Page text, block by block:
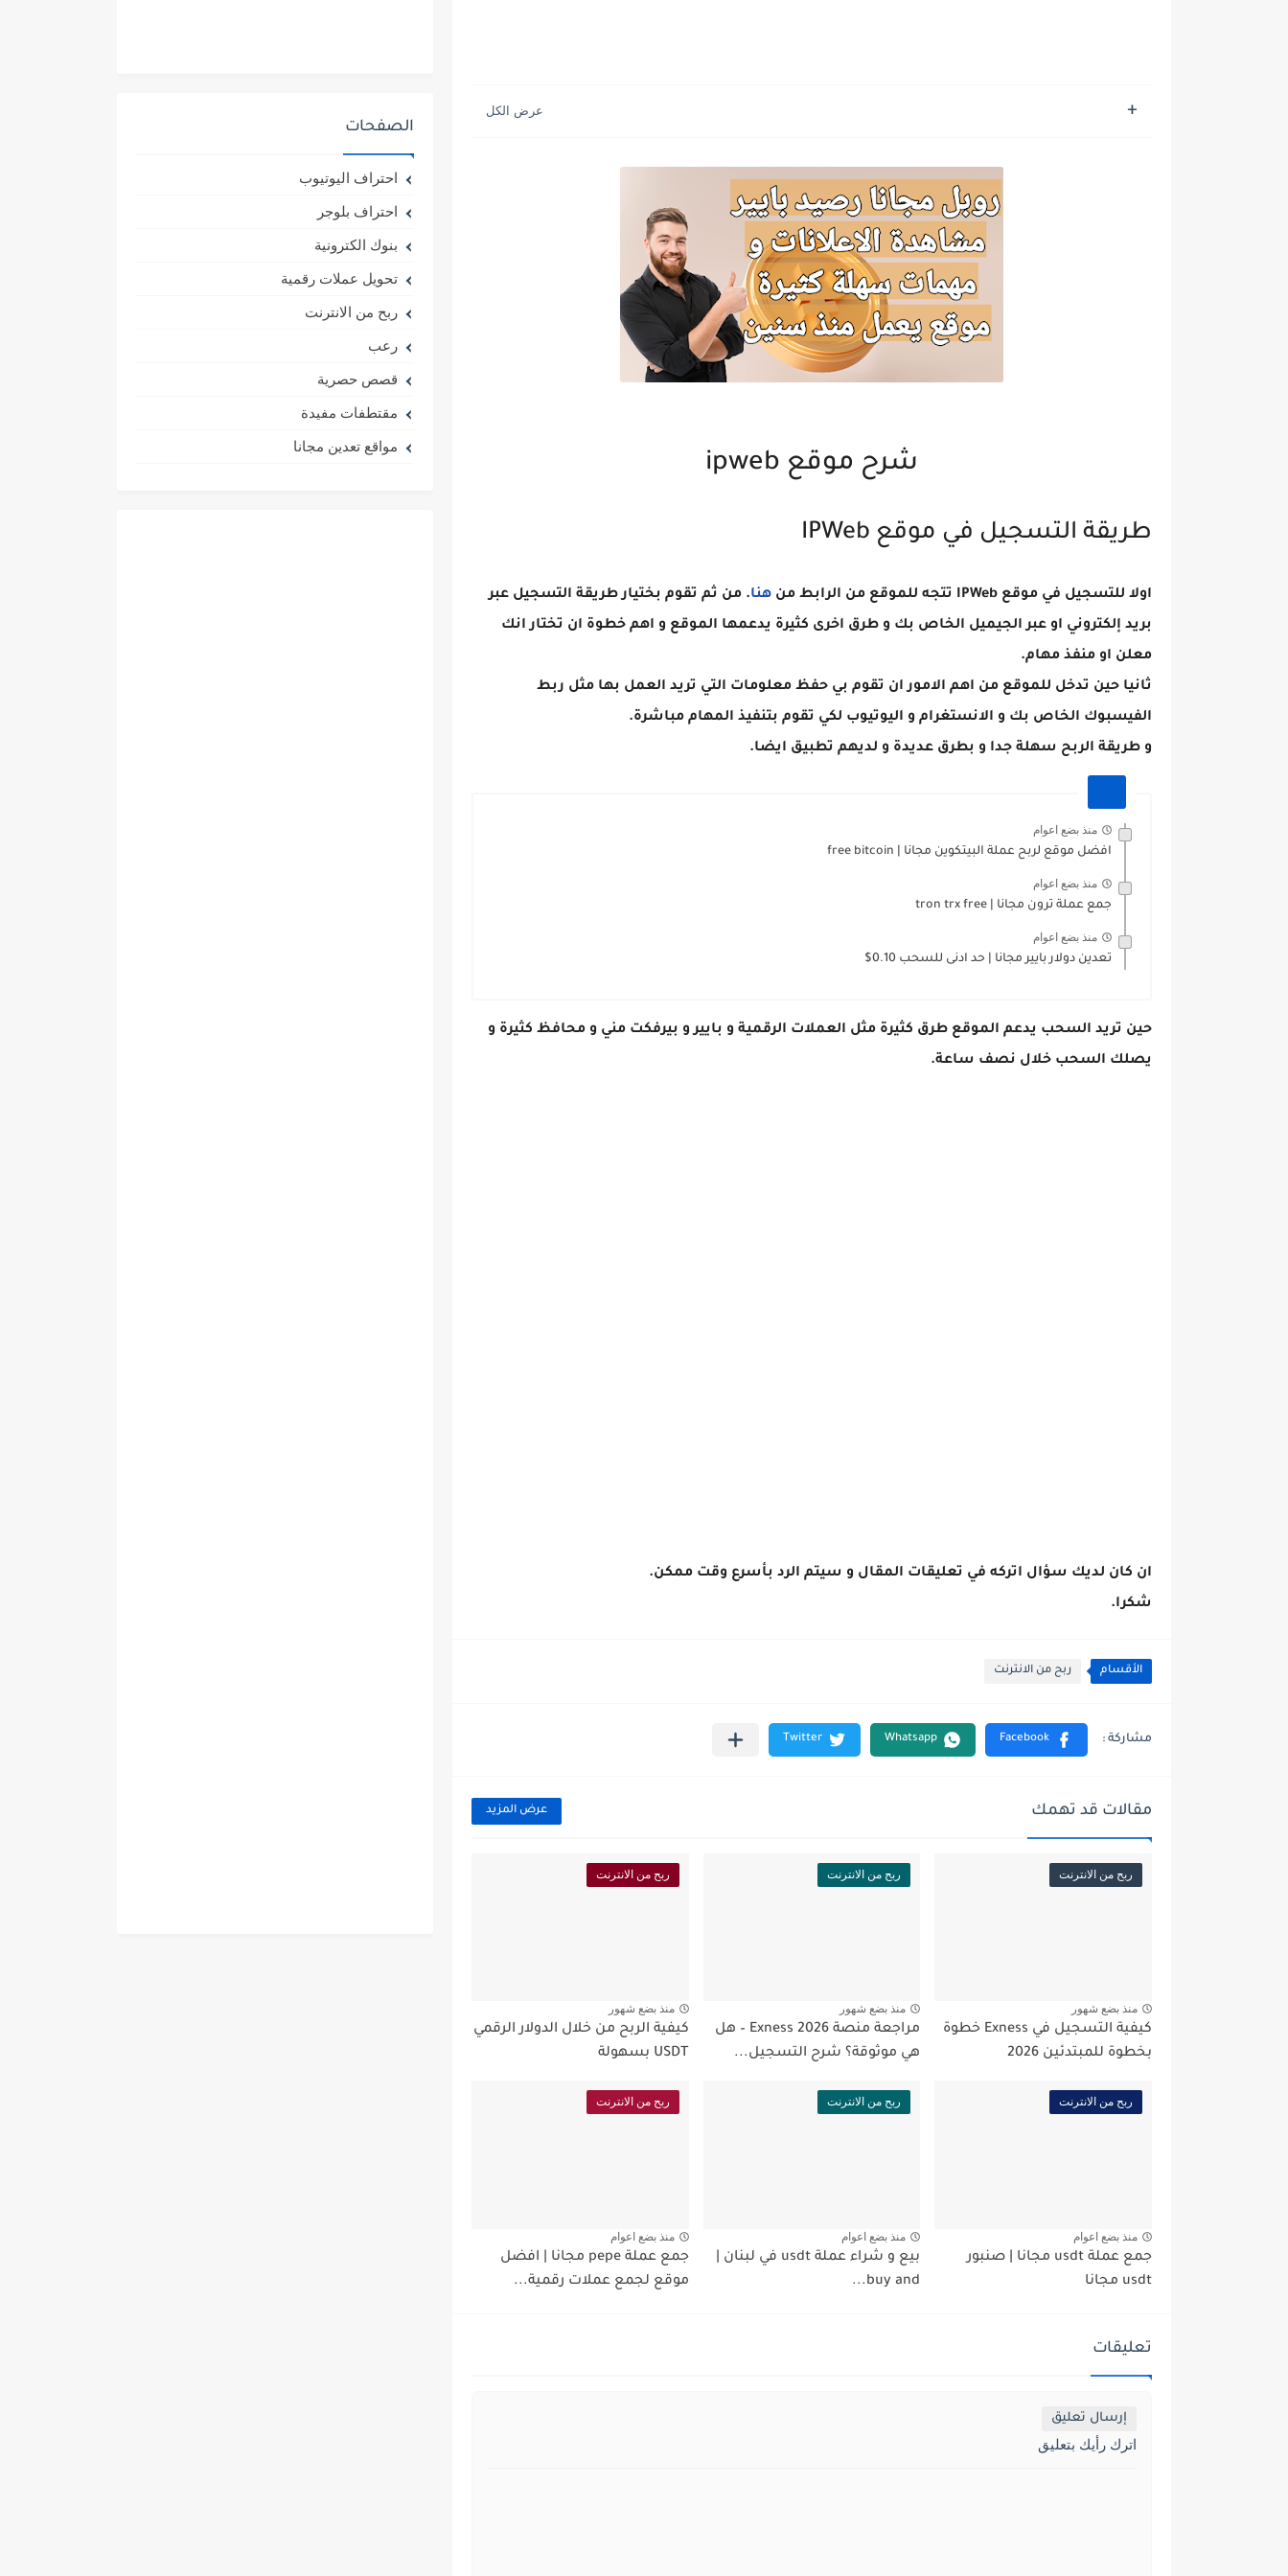
شرح موقع ipweb
طريقة التسجيل في موقع IPWeb
اولا للتسجيل في موقع IPWeb تتجه للموقع من الرابط من هنا. من ثم تقوم بختيار طريقة التسجيل عبر
بريد إلكتروني او عبر الجيميل الخاص بك و طرق اخرى كثيرة يدعمها الموقع و اهم خطوة ان تختار انك
معلن او منفذ مهام.
ثانيا حين تدخل للموقع من اهم الامور ان تقوم بي حفظ معلومات التي تريد العمل بها مثل ربط
الفيسبوك الخاص بك و الانستغرام و اليوتيوب لكي تقوم بتنفيذ المهام مباشرة.
و طريقة الربح سهلة جدا و بطرق عديدة و لديهم تطبيق ايضا.
منذ بضع اعوام
افضل موقع لربح عملة البيتكوين مجانا | free bitcoin
منذ بضع اعوام
جمع عملة ترون مجانا | tron trx free
منذ بضع اعوام
تعدين دولار بايير مجانا | حد ادنى للسحب 0.10$
حين تريد السحب يدعم الموقع طرق كثيرة مثل العملات الرقمية و بايير و بيرفكت مني و محافظ كثيرة و
يصلك السحب خلال نصف ساعة.
ان كان لديك سؤال اتركه في تعليقات المقال و سيتم الرد بأسرع وقت ممكن.
شكرا.
الأقسام ربح من الانترنت
مقالات قد تهمك عرض المزيد
ربح من الانترنت
منذ بضع شهور
كيفية التسجيل في Exness خطوة
بخطوة للمبتدئين 2026
ربح من الانترنت
منذ بضع شهور
مراجعة منصة Exness 2026 – هل
هي موثوقة؟ شرح التسجيل...
ربح من الانترنت
منذ بضع شهور
كيفية الربح من خلال الدولار الرقمي
USDT بسهولة
ربح من الانترنت
منذ بضع اعوام
جمع عملة usdt مجانا | صنبور
usdt مجانا
ربح من الانترنت
منذ بضع اعوام
بيع و شراء عملة usdt في لبنان |
buy and...
ربح من الانترنت
منذ بضع اعوام
جمع عملة pepe مجانا | افضل
موقع لجمع عملات رقمية...
تعليقات
إرسال تعليق
اترك رأيك بتعليق
الصفحات
احتراف اليوتيوب
احتراف بلوجر
بنوك الكترونية
تحويل عملات رقمية
ربح من الانترنت
رعب
قصص حصرية
مقتطفات مفيدة
مواقع تعدين مجانا